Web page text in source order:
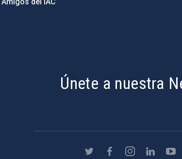
Únete a nuestra